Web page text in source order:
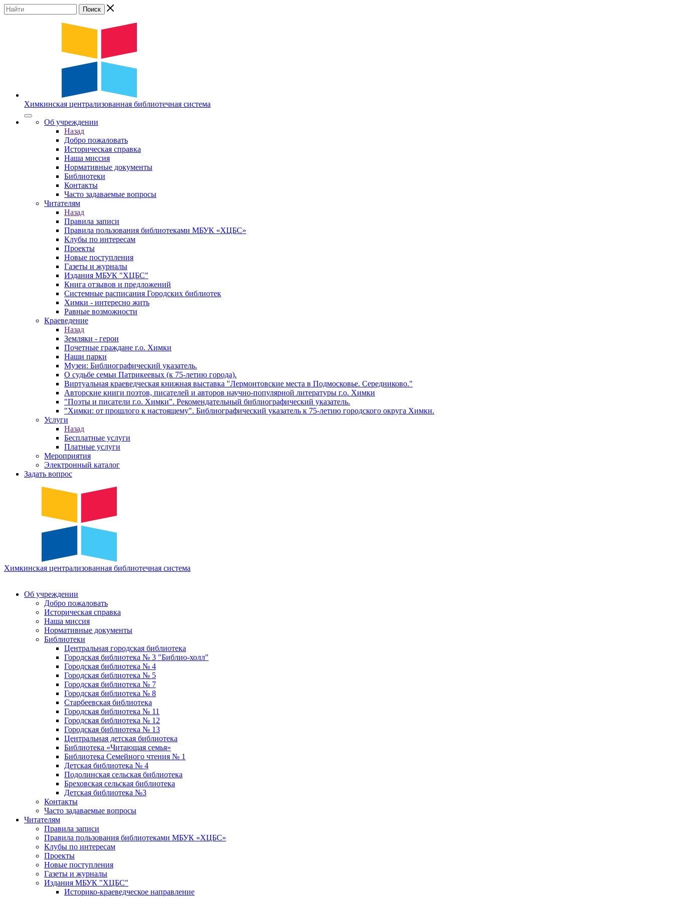
Химкинская централизованная библиотечная система
Об учреждении
Назад
Добро пожаловать
Историческая справка
Наша миссия
Нормативные документы
Библиотеки
Контакты
Часто задаваемые вопросы
Читателям
Назад
Правила записи
Правила пользования библиотеками МБУК «ХЦБС»
Клубы по интересам
Проекты
Новые поступления
Газеты и журналы
Издания МБУК "ХЦБС"
Книга отзывов и предложений
Системные расписания Городских библиотек
Химки - интересно жить
Равные возможности
Краеведение
Назад
Земляки - герои
Почетные граждане г.о. Химки
Наши парки
Музеи: Библиографический указатель.
О судьбе семьи Патрикеевых (к 75-летию города).
Виртуальная краеведческая книжная выставка "Лермонтовские места в Подмосковье. Середниково."
Авторские книги поэтов, писателей и авторов научно-популярной литературы г.о. Химки
"Поэты и писатели г.о. Химки". Рекомендательный библиографический указатель.
"Химки: от прошлого к настоящему". Библиографический указатель к 75-летию городского округа Химки.
Услуги
Назад
Бесплатные услуги
Платные услуги
Мероприятия
Электронный каталог
Задать вопрос
Химкинская централизованная библиотечная система
Об учреждении
Добро пожаловать
Историческая справка
Наша миссия
Нормативные документы
Библиотеки
Центральная городская библиотека
Городская библиотека № 3 "Библио-холл"
Городская библиотека № 4
Городская библиотека № 5
Городская библиотека № 7
Городская библиотека № 8
Старбеевская библиотека
Городская библиотека № 11
Городская библиотека № 12
Городская библиотека № 13
Центральная детская библиотека
Библиотека «Читающая семья»
Библиотека Семейного чтения № 1
Детская библиотека № 4
Подолинская сельская библиотека
Бреховская сельская библиотека
Детская библиотека №3
Контакты
Часто задаваемые вопросы
Читателям
Правила записи
Правила пользования библиотеками МБУК «ХЦБС»
Клубы по интересам
Проекты
Новые поступления
Газеты и журналы
Издания МБУК "ХЦБС"
Историко-краеведческое направление